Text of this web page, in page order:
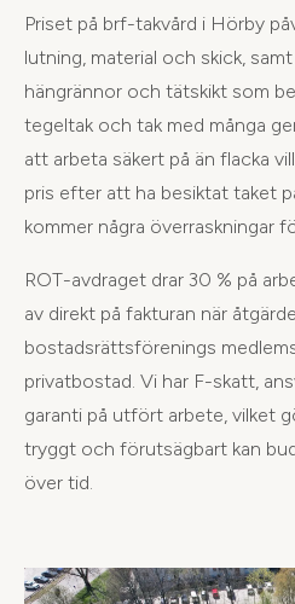
Priset på brf-takvård i Hörby
lutning, material och skick,
hängrännor och tätskikt som
tegeltak och tak med många
att arbeta säkert på än flacka
pris efter att ha besiktat taket
kommer några överraskningar
ROT-avdraget drar 30 % på
av direkt på fakturan när
bostadsrättsförenings
privatbostad. Vi har F-skatt,
garanti på utfört arbete, vilket
tryggt och förutsägbart kan
över tid.